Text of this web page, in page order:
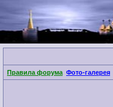
Правила форума Фото-галерея